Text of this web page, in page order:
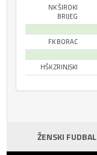
NK ŠIROKI
BRIJEG
FK BORAC
HŠK ZRINJSKI
ŽENSKI FUDBAL